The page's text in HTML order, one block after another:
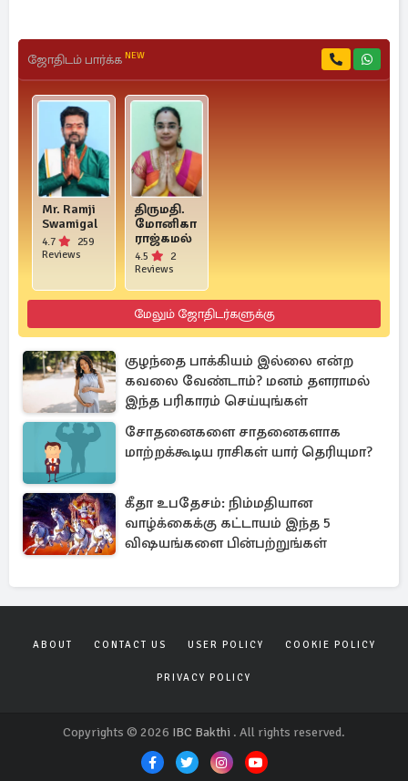
ஜோதிடம் பார்க்க NEW
Mr. Ramji
Swamigal
4.7
259
Reviews
திருமதி.
மோனிகா
ராஜ்கமல்
4.5
2
Reviews
மேலும் ஜோதிடர்களுக்கு
குழந்தை பாக்கியம் இல்லை என்ற
கவலை வேண்டாம்? மனம் தளராமல்
இந்த பரிகாரம் செய்யுங்கள்
சோதனைகளை சாதனைகளாக
மாற்றக்கூடிய ராசிகள் யார் தெரியுமா?
கீதா உபதேசம்: நிம்மதியான
வாழ்க்கைக்கு கட்டாயம் இந்த 5
விஷயங்களை பின்பற்றுங்கள்
ABOUT CONTACT US USER POLICY COOKIE POLICY
PRIVACY POLICY
Copyrights © 2026 IBC Bakthi . All rights reserved.